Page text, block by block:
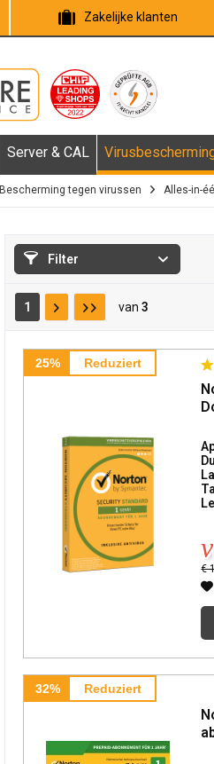
Zakelijke klanten
Server & CAL
Bescherming tegen virussen Alles-in-
Filter
1 van 3
25% Reduziert
€
32% Reduziert